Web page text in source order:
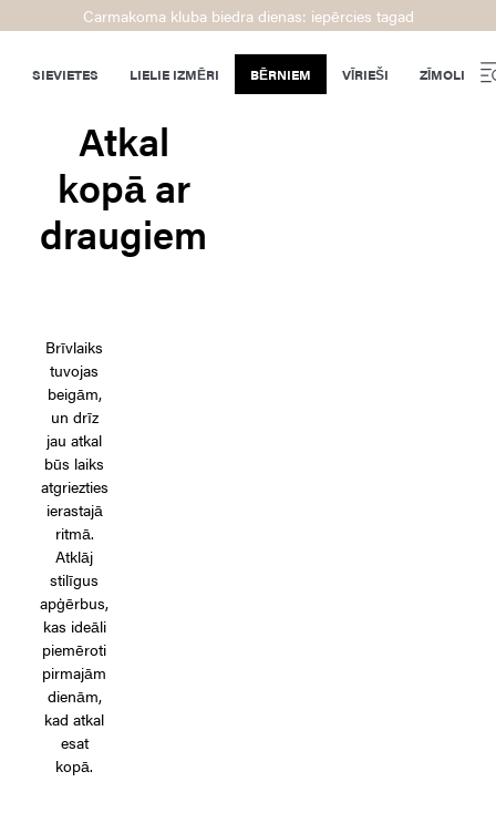
Carmakoma kluba biedra dienas: iepērcies tagad
SIEVIETES LIELIE IZMĒRI BĒRNIEM VĪRIEŠI ZĪMOLI
Atkal
kopā ar
draugiem
Brīvlaiks
tuvojas
beigām,
un drīz
jau atkal
būs laiks
atgriezties
ierastajā
ritmā.
Atklāj
stilīgus
apģērbus,
kas ideāli
piemēroti
pirmajām
dienām,
kad atkal
esat
kopā.